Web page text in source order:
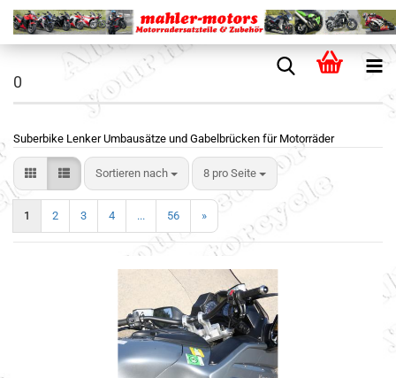
0
Suberbike Lenker Umbausätze und Gabelbrücken für Motorräder
Sortieren nach 8 pro Seite
1 2 3 4 ... 56 »